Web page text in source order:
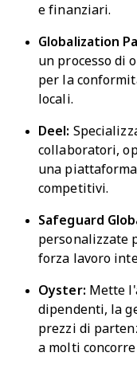
e finanziari.
Globalization
un processo di
per la
locali.
Deel:
collaboratori,
una
competitivi.
Safeguard
personalizzate
forza lavoro
Oyster: Mette
dipendenti, la
prezzi di
a molti